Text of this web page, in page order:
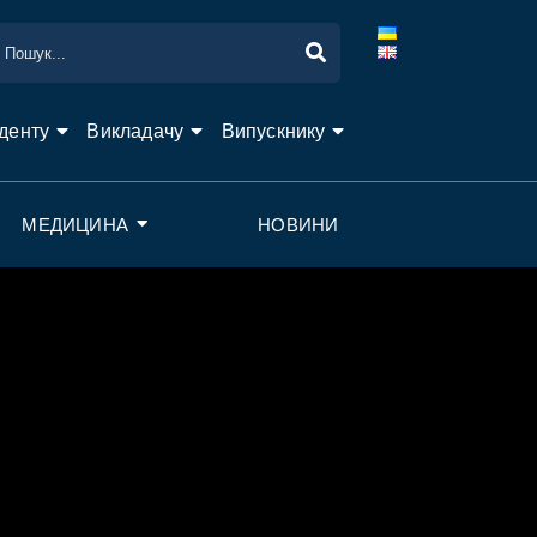
Викладачу Випускнику
МЕДИЦИНА НОВИНИ